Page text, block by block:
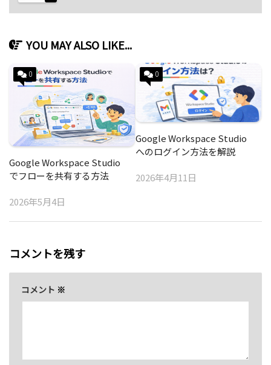
YOU MAY ALSO LIKE...
0
Google Workspace Studio
でフローを共有する方法
2026年5月4日
0
Google Workspace Studio
へのログイン方法を解説
2026年4月11日
コメントを残す
コメント ※